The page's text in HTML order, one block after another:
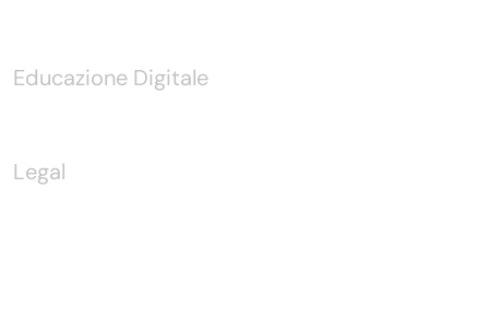
Educazione Digitale
Legal